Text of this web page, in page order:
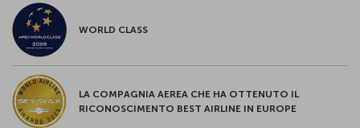
WORLD CLASS
LA COMPAGNIA AEREA CHE HA OTTENUTO IL
RICONOSCIMENTO BEST AIRLINE IN EUROPE